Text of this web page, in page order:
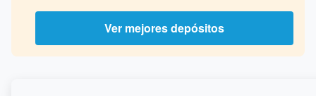
Ver mejores depósitos